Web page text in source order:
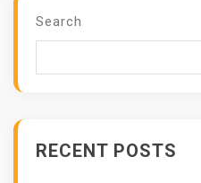
T
I
Search
RECENT POSTS